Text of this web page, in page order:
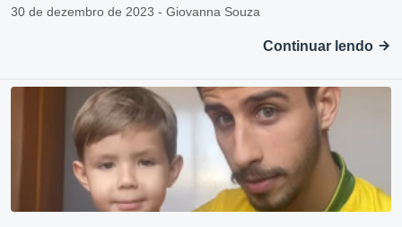
30 de dezembro de 2023 - Giovanna Souza
Continuar lendo